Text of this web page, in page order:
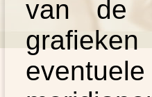
van de